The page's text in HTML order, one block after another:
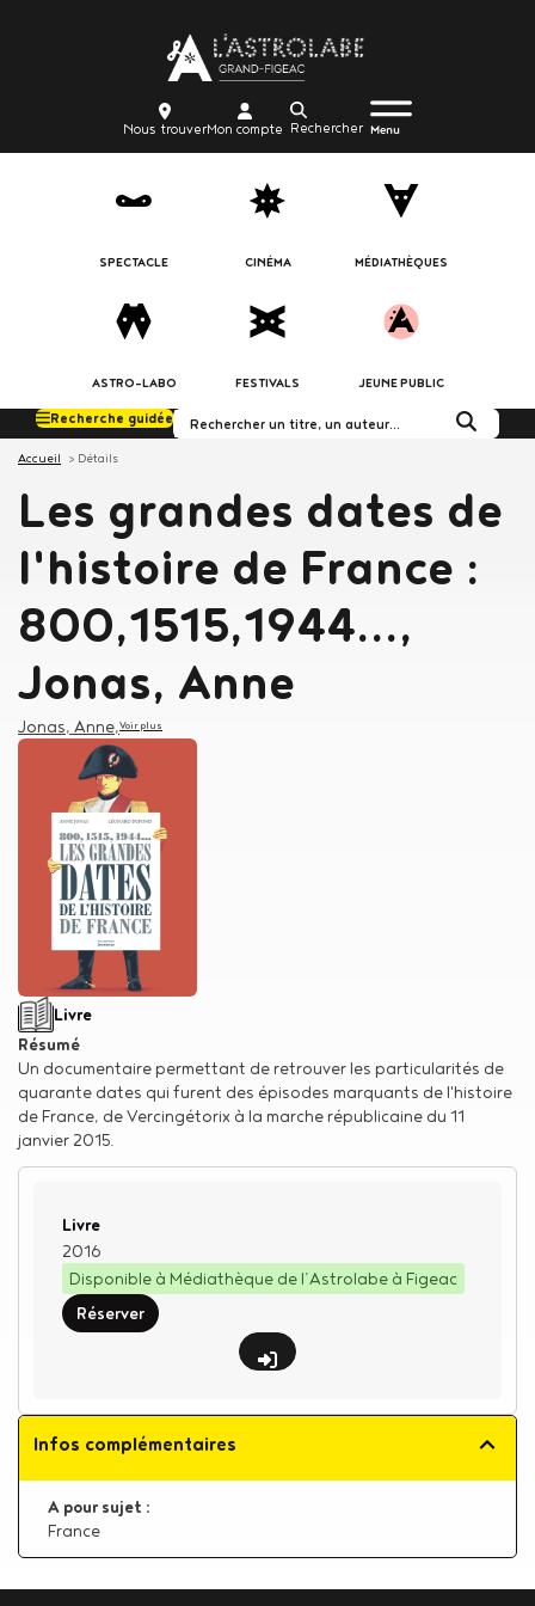
au
contenu
principal
Body
trouver
Nous trouvercompte
Mon compte
Recherche
Menu
burger
Body
icon_trigger
Menu
SPECTACLE CINÉMA MÉDIATHÈQUES
ASTRO-LABO FESTIVALS JEUNE PUBLIC
Rechercher dans le
Recherche guidée
Accueil Détails
Les grandes dates de
l'histoire de France :
800,1515,1944...,
Jonas, Anne
Auteur
Jonas, Anne,Voir plus
Type de support matériel
Livre
Résumé
Un documentaire permettant de retrouver les particularités de
quarante dates qui furent des épisodes marquants de l'histoire
de France, de Vercingétorix à la marche républicaine du 11
janvier 2015.
Type de support matériel
Livre
2016
Disponible à Médiathèque de l’Astrolabe à Figeac
Réserver
Infos complémentaires
A pour sujet :
France